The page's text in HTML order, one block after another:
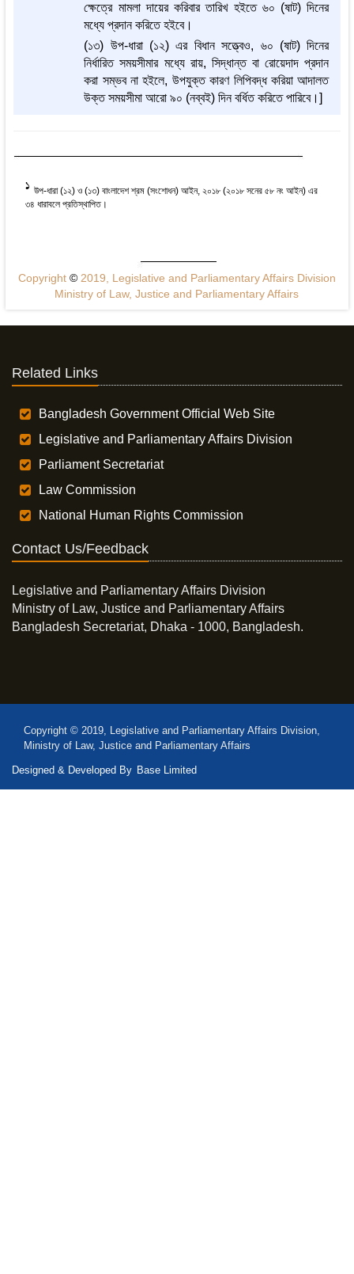
ক্ষেত্রে মামলা দায়ের করিবার তারিখ হইতে ৬০ (ষাট) দিনের
মধ্যে প্রদান করিতে হইবে।
(১৩) উপ-ধারা (১২) এর বিধান সত্ত্বেও, ৬০ (ষাট) দিনের
নির্ধারিত সময়সীমার মধ্যে রায়, সিদ্ধান্ত বা রোয়েদাদ প্রদান
করা সম্ভব না হইলে, উপযুক্ত কারণ লিপিবদ্ধ করিয়া আদালত
উক্ত সময়সীমা আরো ৯০ (নব্বই) দিন বর্ধিত করিতে পারিবে।]
1 উপ-ধারা (১২) ও (১৩) বাংলাদেশ শ্রম (সংশোধন) আইন, ২০১৮ (২০১৮ সনের ৫৮ নং আইন) এর
৩৪ ধারাবলে প্রতিস্থাপিত।
Copyright ©2019, Legislative and Parliamentary Affairs Division
Ministry of Law, Justice and Parliamentary Affairs
Related Links
Bangladesh Government Official Web Site
Legislative and Parliamentary Affairs Division
Parliament Secretariat
Law Commission
National Human Rights Commission
Contact Us/Feedback
Legislative and Parliamentary Affairs Division
Ministry of Law, Justice and Parliamentary Affairs
Bangladesh Secretariat, Dhaka - 1000, Bangladesh.
Copyright © 2019, Legislative and Parliamentary Affairs Division,
Ministry of Law, Justice and Parliamentary Affairs
Designed & Developed By Base Limited